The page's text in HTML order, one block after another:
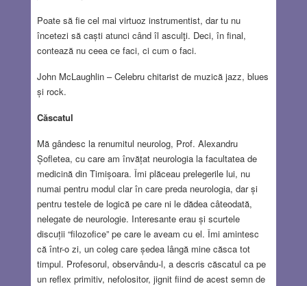
Poate să fie cel mai virtuoz instrumentist, dar tu nu
încetezi să caști atunci când îl asculţi. Deci, în final,
contează nu ceea ce faci, ci cum o faci.
John McLaughlin – Celebru chitarist de muzică jazz, blues
și rock.
Căscatul
Mă gândesc la renumitul neurolog, Prof. Alexandru
Șofletea, cu care am învățat neurologia la facultatea de
medicină din Timișoara. Îmi plăceau prelegerile lui, nu
numai pentru modul clar în care preda neurologia, dar și
pentru testele de logică pe care ni le dădea câteodată,
nelegate de neurologie. Interesante erau și scurtele
discuții “filozofice” pe care le aveam cu el. Îmi amintesc
că într-o zi, un coleg care ședea lângă mine căsca tot
timpul. Profesorul, observându-l, a descris căscatul ca pe
un reflex primitiv, nefolositor, jignit fiind de acest semn de